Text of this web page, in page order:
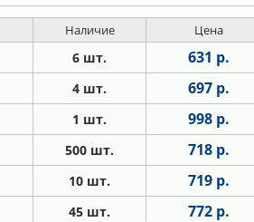
Наличие Цена
6 шт. 631 р.
4 шт. 697 р.
1 шт. 998 р.
500 шт. 718 р.
10 шт. 719 р.
45 шт. 772 р.